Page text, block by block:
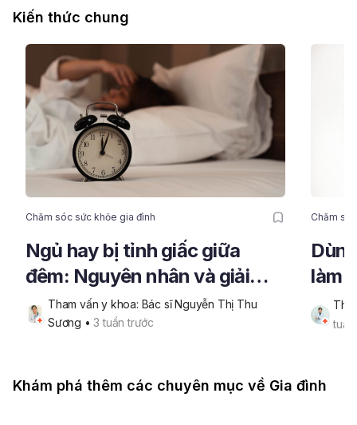
Kiến thức chung
Chăm sóc sức khỏe gia đình
Ngủ hay bị tỉnh giấc giữa
đêm: Nguyên nhân và giải
pháp lấy lại giấc ngủ trọn vẹn
Tham vấn y khoa: Bác sĩ Nguyễn Thị Thu
Sương • 3 tuần trước
Chăm
làm
da
Khám phá thêm các chuyên mục về Gia đình